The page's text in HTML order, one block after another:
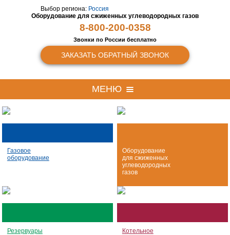
Выбор региона: Россия
Оборудование для сжиженных углеводородных газов
8-800-200-0358
Звонки по России бесплатно
ЗАКАЗАТЬ ОБРАТНЫЙ ЗВОНОК
МЕНЮ
Газовое
оборудование
Оборудование
для сжиженных
углеводородных
газов
Резервуары
Котельное